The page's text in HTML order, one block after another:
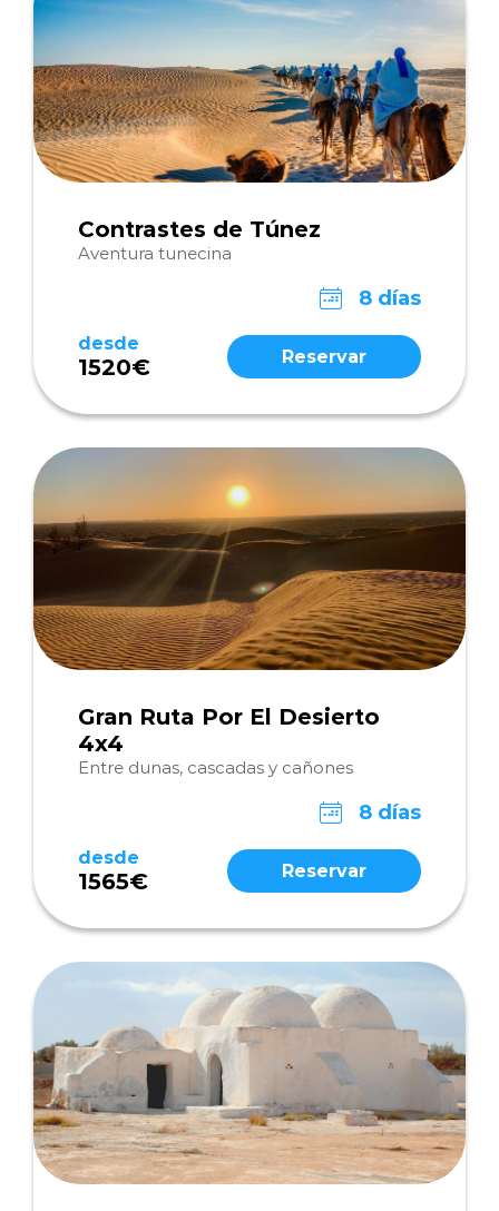
Contrastes de Túnez
Aventura tunecina
8 días
desde
1520€ Reservar
Gran Ruta Por El Desierto
4x4
Entre dunas, cascadas y cañones
8 días
desde
1565€ Reservar